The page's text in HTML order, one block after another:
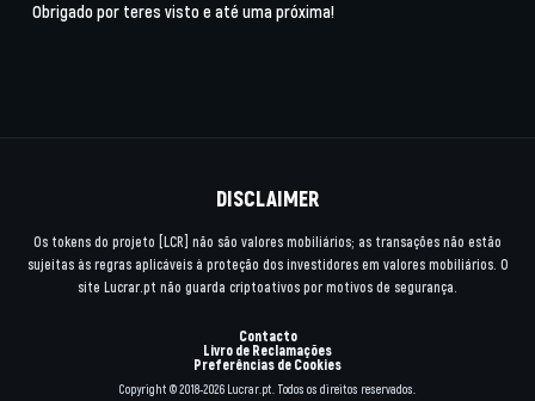
Obrigado por teres visto e até uma próxima!
DISCLAIMER
Os tokens do projeto [LCR] não são valores mobiliários; as transações não estão
sujeitas às regras aplicáveis à proteção dos investidores em valores mobiliários. O
site Lucrar.pt não guarda criptoativos por motivos de segurança.
Contacto
Livro de Reclamações
Preferências de Cookies
Copyright © 2018-2026 Lucrar.pt. Todos os direitos reservados.